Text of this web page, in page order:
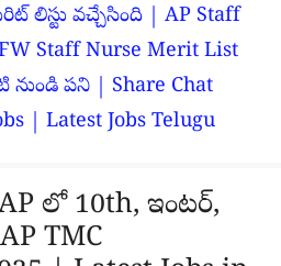
లిస్టు వచ్చేసింది | AP Staff
Staff Nurse Merit List
నుండి పని | Share Chat
| Latest Jobs Telugu
లో 10th, ఇంటర్,
TMC